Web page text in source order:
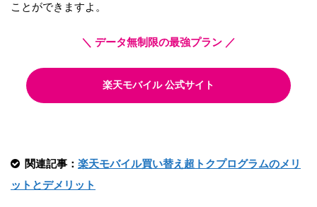
ことができますよ。
＼ データ無制限の最強プラン ／
楽天モバイル 公式サイト
関連記事： 楽天モバイル買い替え超トクプログラムのメリ
ットとデメリット